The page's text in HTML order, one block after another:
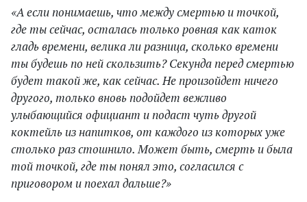
«А если понимаешь, что между смертью и точкой,
где ты сейчас, осталась только ровная как каток
гладь времени, велика ли разница, сколько времени
ты будешь по ней скользить? Секунда перед смертью
будет такой же, как сейчас. Не произойдет ничего
другого, только вновь подойдет вежливо
улыбающийся официант и подаст чуть другой
коктейль из напитков, от каждого из которых уже
столько раз стошнило. Может быть, смерть и была
той точкой, где ты понял это, согласился с
приговором и поехал дальше?»